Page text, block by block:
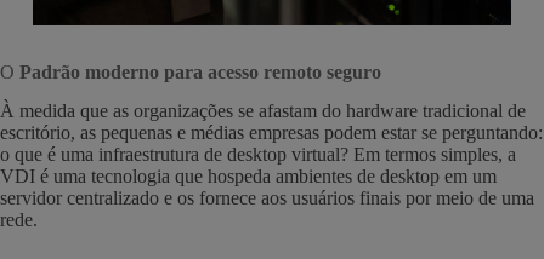
O Padrão moderno para acesso remoto seguro
À medida que as organizações se afastam do hardware tradicional de
escritório, as pequenas e médias empresas podem estar se perguntando:
o que é uma infraestrutura de desktop virtual? Em termos simples, a
VDI é uma tecnologia que hospeda ambientes de desktop em um
servidor centralizado e os fornece aos usuários finais por meio de uma
rede.